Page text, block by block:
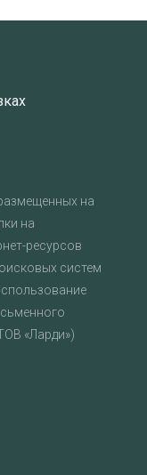
на
на
ресурсов
систем
«Ларди»)